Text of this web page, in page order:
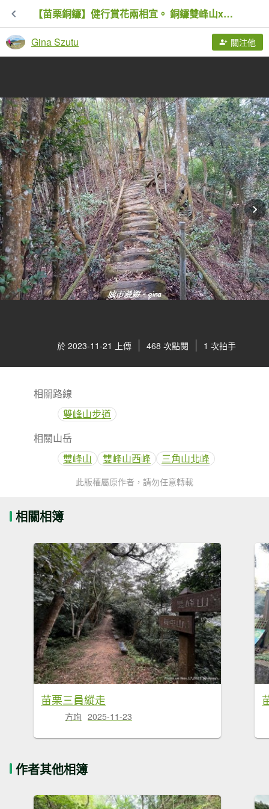
【苗栗銅鑼】健行賞花兩相宜。 銅鑼雙峰山x2023杭菊花季
Gina Szutu 關注他
於 2023-11-21 上傳 468 次點閱 1 次拍手
相關路線
雙峰山步道
相關山岳
雙峰山
雙峰山西峰 三角山北峰
此版權屬原作者，請勿任意轉載
相關相簿
苗栗三員縱走
方珣 2025-11-23
作者其他相簿